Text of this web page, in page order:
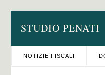
STUDIO PENATI
NOTIZIE FISCALI